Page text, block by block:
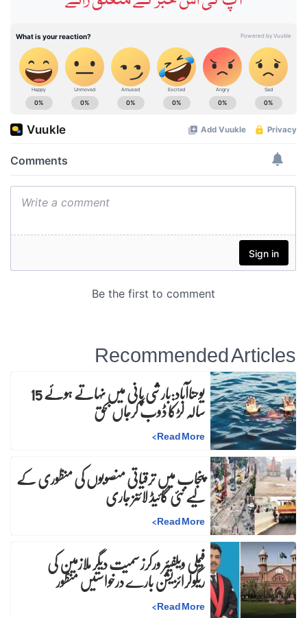
Recommended Articles
یوحناآباد:بارشی پانی میں نہاتے ہوئے 15 سالہ لڑکا ڈوب کرجاں بحق
Read More
>
پنجاب میں ترقیاتی منصوبوں کی منظوری کے
لیے نئی گائیڈ لائنز جاری
Read More
>
فیملی ویلفیئر ورکرز سمیت دیگر ملازمین کی
ریگولرائزیشن بارے درخواستیں منظور
Read More
>